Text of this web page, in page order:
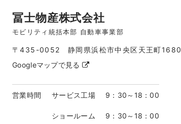
冨士物産株式会社
モビリティ統括本部 自動車事業部
〒435-0052 静岡県浜松市中央区天王町1680
Googleマップで見る
営業時間 サービス工場 9：30～18：00
ショールーム 9：30～18：00